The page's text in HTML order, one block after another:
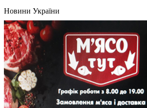
Новини України